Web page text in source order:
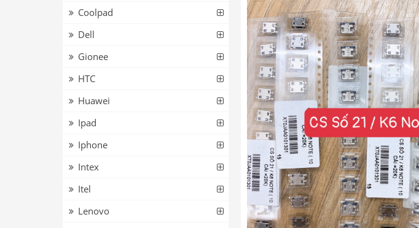
Coolpad
Dell
Gionee
HTC
Huawei
Ipad
Iphone
Intex
Itel
Lenovo